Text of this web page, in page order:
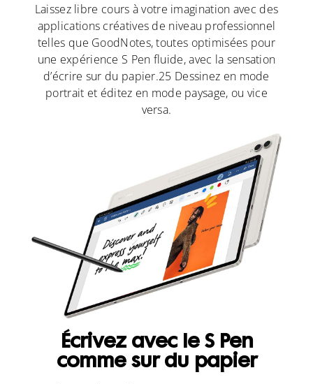
Laissez libre cours à votre imagination avec des
applications créatives de niveau professionnel
telles que GoodNotes, toutes optimisées pour
une expérience S Pen fluide, avec la sensation
d’écrire sur du papier.25 Dessinez en mode
portrait et éditez en mode paysage, ou vice
versa.
Écrivez avec le S Pen
comme sur du papier